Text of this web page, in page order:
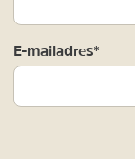
E-mailadres*